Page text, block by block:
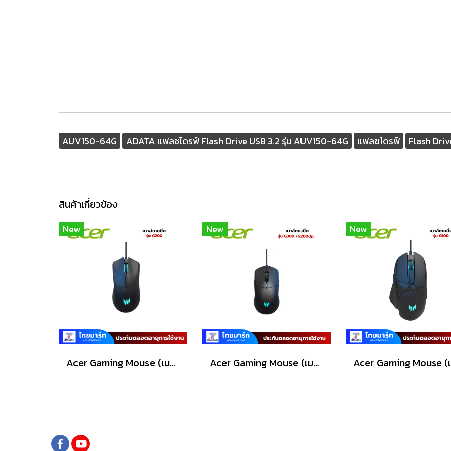
AUV150-64G ADATA แฟลชไดรฟ์ Flash Drive USB 3.2 รุ่น AUV150-64G แฟลชไดรฟ์ Flash
สินค้าเกี่ยวข้อง
New
Acer Gaming Mouse (เมาส์เกมมิ่ง) Predator รุ่น G200 /6200dpi/Warranty Lifetime
New
Acer Gaming Mouse (เมาส์เกมมิ่ง) Predator รุ่น G300 /6200dpi/Warranty Lifetime
New